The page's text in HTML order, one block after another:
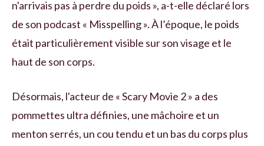
n'arrivais pas à perdre du poids », a-t-elle déclaré lors
de son podcast « Misspelling ». À l’époque, le poids
était particulièrement visible sur son visage et le
haut de son corps.
Désormais, l'acteur de « Scary Movie 2 » a des
pommettes ultra définies, une mâchoire et un
menton serrés, un cou tendu et un bas du corps plus